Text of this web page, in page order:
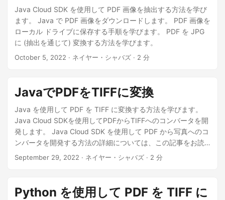
Java Cloud SDK を使用して PDF 画像を抽出する方法を学び
ます。 Java で PDF 画像をダウンロードします。 PDF 画像を
ローカル ドライブに保存する手順を学びます。 PDF を JPG
に (抽出を通じて) 変換する方法を学びます。
October 5, 2022 · ネイヤー・シャバズ · 2 分
JavaでPDFをTIFFに変換
Java を使用して PDF を TIFF に変換する方法を学びます。
Java Cloud SDKを使用してPDFからTIFFへのコンバータを開
発します。 Java Cloud SDK を使用して PDF から写真へのコ
ンバータを開発する方法の詳細については、この記事をお読
みください。
September 29, 2022 · ネイヤー・シャバズ · 2 分
Python を使用して PDF を TIFF に